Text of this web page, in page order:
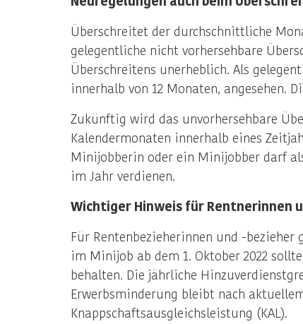
Überschreitet der durchschnittliche
gelegentliche nicht vorhersehbare
Überschreitens unerheblich. Als
innerhalb von 12 Monaten, angesehen.
Zukünftig wird das unvorhersehbare
Kalendermonaten innerhalb eines
Minijobberin oder ein Minijobber darf
im Jahr verdienen.
Wichtiger Hinweis für Rentnerinnen
Für Rentenbezieherinnen und -
im Minijob ab dem 1. Oktober 2022
behalten. Die jährliche
Erwerbsminderung bleibt nach
Knappschaftsausgleichsleistung (KAL).